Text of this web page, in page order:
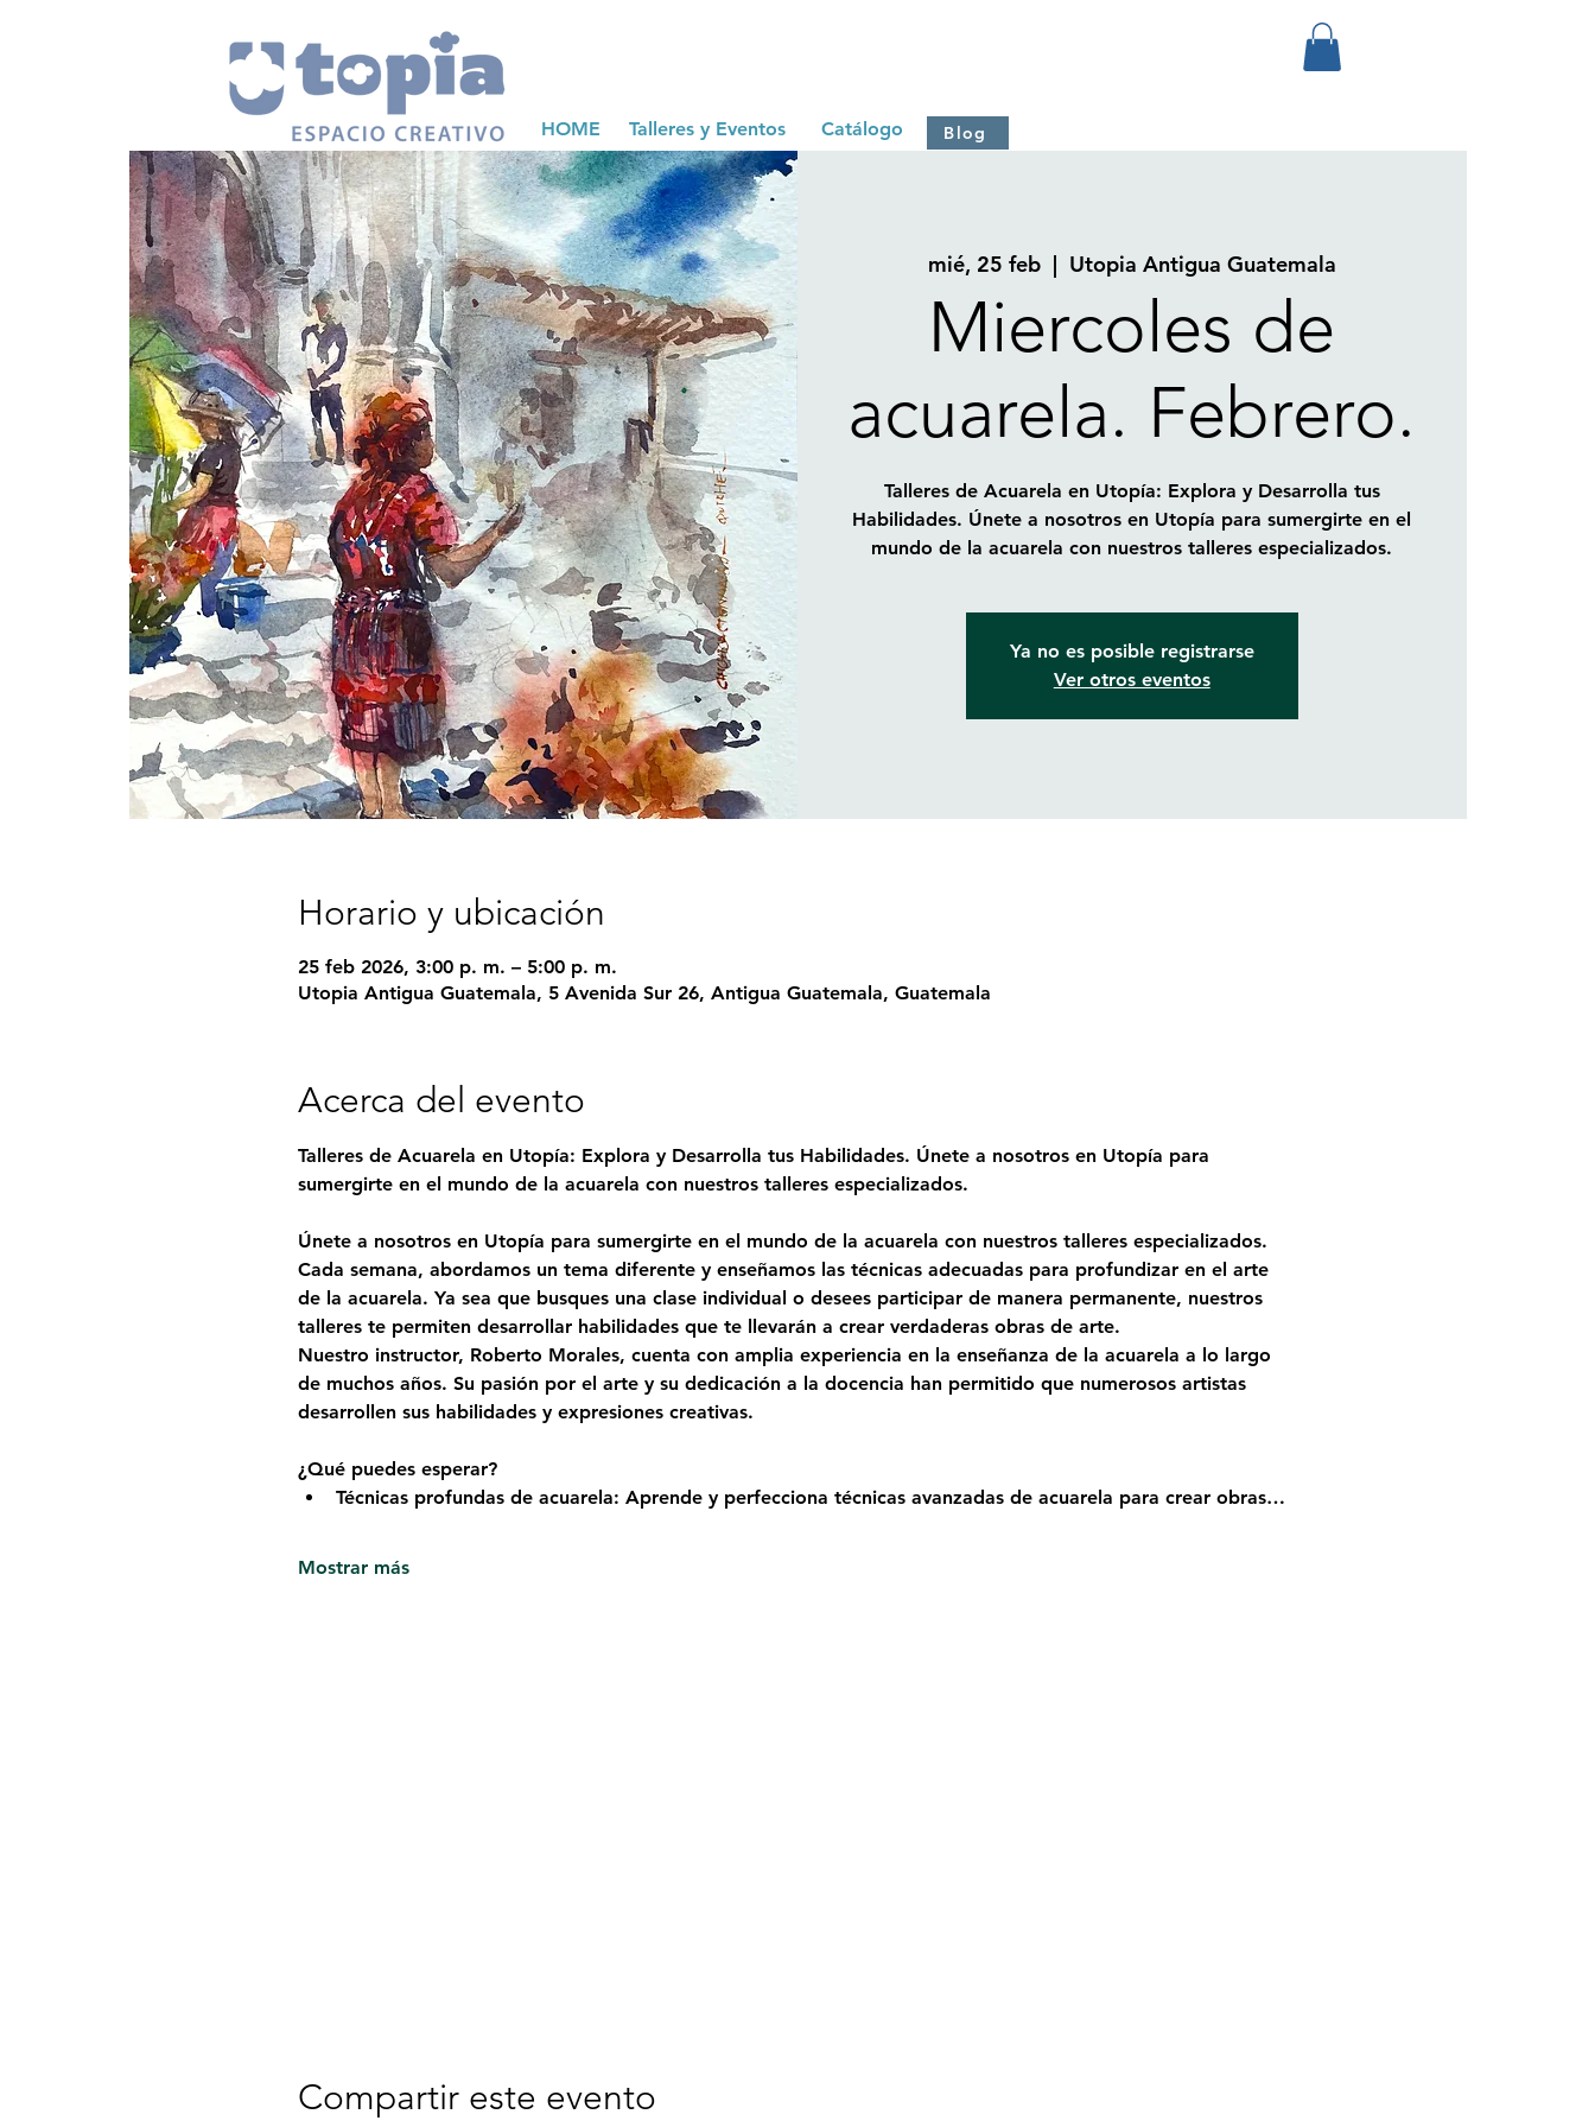
HOME Talleres y Eventos Catálogo Blog
mié, 25 feb
  |
Utopia Antigua Guatemala
Miercoles de
acuarela. Febrero.
Talleres de Acuarela en Utopía: Explora y Desarrolla tus
Habilidades. Únete a nosotros en Utopía para sumergirte en el
mundo de la acuarela con nuestros talleres especializados.
Ya no es posible registrarse
Ver otros eventos
Horario y ubicación
25 feb 2026, 3:00 p. m. – 5:00 p. m.
Utopia Antigua Guatemala, 5 Avenida Sur 26, Antigua Guatemala, Guatemala
Acerca del evento
Talleres de Acuarela en Utopía: Explora y Desarrolla tus Habilidades. Únete a nosotros en Utopía para
sumergirte en el mundo de la acuarela con nuestros talleres especializados.
Únete a nosotros en Utopía para sumergirte en el mundo de la acuarela con nuestros talleres especializados.
Cada semana, abordamos un tema diferente y enseñamos las técnicas adecuadas para profundizar en el arte
de la acuarela. Ya sea que busques una clase individual o desees participar de manera permanente, nuestros
talleres te permiten desarrollar habilidades que te llevarán a crear verdaderas obras de arte.
Nuestro instructor, Roberto Morales, cuenta con amplia experiencia en la enseñanza de la acuarela a lo largo
de muchos años. Su pasión por el arte y su dedicación a la docencia han permitido que numerosos artistas
desarrollen sus habilidades y expresiones creativas.
¿Qué puedes esperar?
Técnicas profundas de acuarela: Aprende y perfecciona técnicas avanzadas de acuarela para crear obras…
Mostrar más
Compartir este evento